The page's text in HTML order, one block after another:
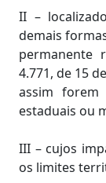
II –
demais
permanente
4.771, de 15
assim forem
estaduais ou
III – cujos
os limites